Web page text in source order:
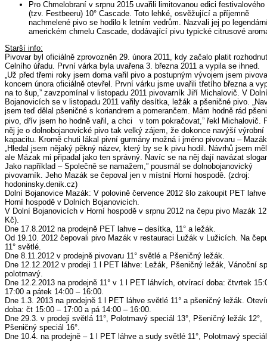
Pro Chmelobraní v srpnu 2015 uvařili limitovanou edici festivalového
(tzv. Festbeeru) 10° Cascade. Toto lehké, osvěžující a příjemně
nachmelené pivo se hodilo k letním vedrům. Nazvali jej po
americkém chmelu Cascade, dodávající pivu typické citrusové
Starší info:
Pivovar byl oficiálně zprovozněn 29. února 2011, kdy začalo platit
Celního úřadu. První várka byla uvařena 3. března 2011 a vypila se ihned.
„Už před třemi roky jsem doma vařil pivo a postupným vývojem jsem
koncem února oficiálně otevřel. První várku jsme uvařili třetího března a
na to šup,” zavzpomínal v listopadu 2011 pivovarník Jiří Michalovič. V
Bojanovicích se v listopadu 2011 vařily desítka, ležák a pšeničné pivo.
jsem teď dělal pšeničné s koriandrem a pomerančem. Mám hodně rád
pivo, dřív jsem ho hodně vařil, a chci v tom pokračovat,” řekl Michalovič.
něj je o dolnobojanovické pivo tak velký zájem, že dokonce navýší výrobní
kapacitu. Kromě chuti lákal pivní gurmány možná i jméno pivovaru –
„Hledal jsem nějaký pěkný název, který by se k pivu hodil. Návrhů jsem
ale Mázak mi připadal jako ten správný. Navíc se na něj dají navázat
Jako například – Společně se namažem,” pousmál se dolnobojanovický
pivovarník. Jeho Mazák se čepoval jen v místní Horní hospodě. (zdroj:
hodoninsky.denik.cz)
Dolní Bojanovice Mazák: V polovině července 2012 šlo zakoupit PET
Horní hospodě v Dolních Bojanovicích.
V Dolní Bojanovicích v Horní hospodě v srpnu 2012 na čepu pivo Mazák
Kč).
Dne 17.8.2012 na prodejně PET lahve – desítka, 11° a ležák.
Od 19.10. 2012 čepovali pivo Mazák v restauraci Lužák v Lužicích. Na
11° světlé.
Dne 8.11.2012 v prodejně pivovaru 11° světlé a Pšeničný ležák.
Dne 12.12.2012 v prodeji 1 l PET láhve: Ležák, Pšeničný ležák, Vánoční
polotmavý.
Dne 12.2.2013 na prodejně 11° v 1 l PET láhvích, otvírací doba: čtvrtek
17:00 a pátek 14:00 – 16:00.
Dne 1.3. 2013 na prodejně 1 l PET láhve světlé 11° a pšeničný ležák.
doba: čt 15:00 – 17:00 a pá 14:00 – 16:00.
Dne 29.3. v prodeji světlá 11°, Polotmavý speciál 13°, Pšeničný ležák 12°,
Pšeničný speciál 16°.
Dne 10.4. na prodejně – 1 l PET láhve a sudy světlé 11°, Polotmavý